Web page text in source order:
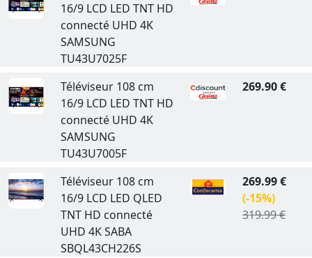
16/9 LCD LED TNT HD
connecté UHD 4K
SAMSUNG
TU43U7025F
Téléviseur 108 cm
16/9 LCD LED TNT HD
connecté UHD 4K
SAMSUNG
TU43U7005F
269.90 €
Téléviseur 108 cm
16/9 LCD LED QLED
TNT HD connecté
UHD 4K SABA
SBQL43CH226S
269.99 €
(-15%)
319.99 €